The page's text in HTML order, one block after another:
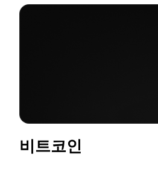
비트코인